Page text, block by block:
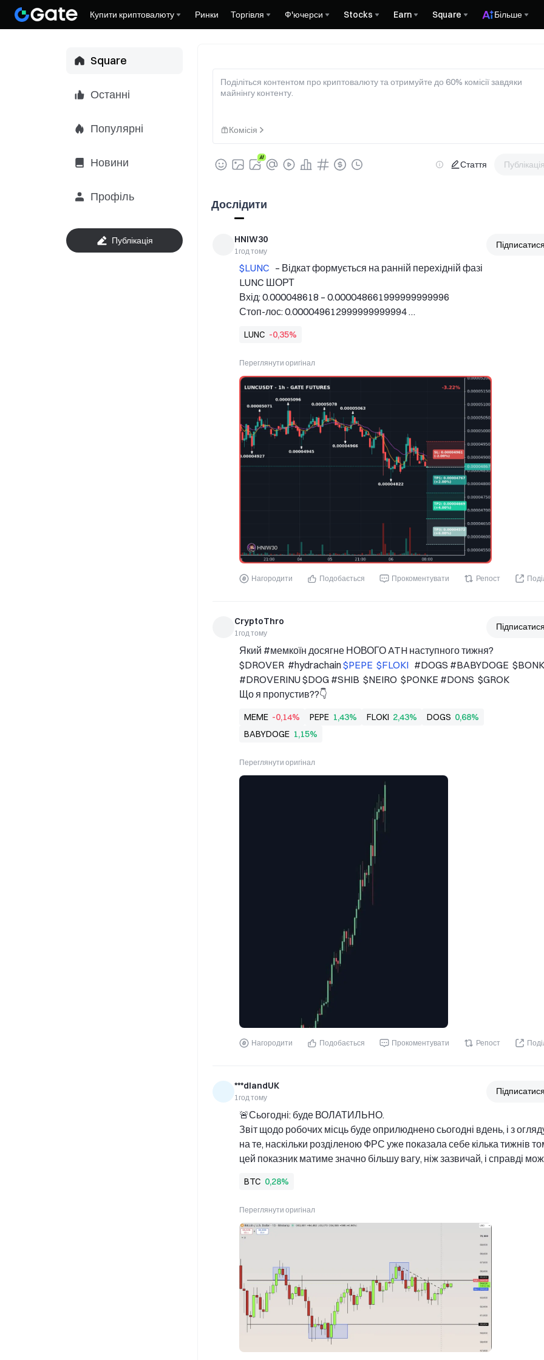
Купити криптовалюту Ринки Торгівля Ф'ючерси Stocks Earn Square Більше
Square
Останні
Популярні
Новини
Профіль
Публікація
Поділіться контентом про криптовалюту та отримуйте до 60% комісії завдяки
майнінгу контенту.
Комісія
Стаття Публікація
Дослідити
HNIW30
1год тому
Підписатися
$LUNC
  – Відкат формується на ранній перехідній фазі
LUNC ШОРТ
Вхід: 0.000048618 – 0.000048661999999999996
Стоп-лос: 0.000049612999999999994
LUNC -0,35%
Переглянути оригінал
Нагородити Подобається Прокоментувати Репост
CryptoThro
1год тому
Підписатися
Який #мемкоїн досягне НОВОГО ATH наступного тижня?
$DROVER  #hydrachain $PEPE $FLOKI
  #DOGS #BABYDOGE  $BONK
#DROVERINU $DOG #SHIB  $NEIRO  $PONKE #DONS  $GROK
Що я пропустив??👇
MEME -0,14% PEPE 1,43% FLOKI 2,43% DOGS 0,68%
BABYDOGE 1,15%
Переглянути оригінал
Нагородити Подобається Прокоментувати Репост
***dlandUK
1год тому
Підписатися
🚨Сьогодні: буде ВОЛАТИЛЬНО.
Звіт щодо робочих місць буде оприлюднено сьогодні вдень, і з
на те, наскільки розділеною ФРС уже показала себе кілька тижнів
цей показник матиме значно більшу вагу, ніж зазвичай, і справді
Біткоїн, схоже, ТРИМАЄТЬСЯ дуже добре. Нам усе ще потрібен
зростання, але наразі...він виглядає сильнішим, ніж минулого місяця.
bitcoin:native
BTC 0,28%
Переглянути оригінал